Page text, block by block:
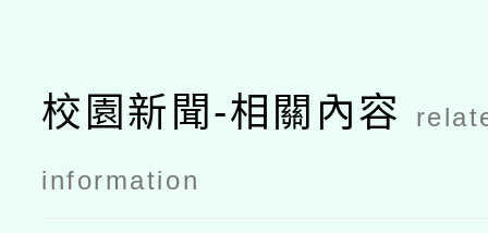
校園新聞-相關內容
information